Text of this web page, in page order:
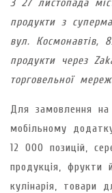
З 27 листопада
продукти з
вул. Космонавтів,
продукти через
торговельної
Для замовлення на
мобільному
12 000 позицій,
продукція, фрукти
кулінарія, товари